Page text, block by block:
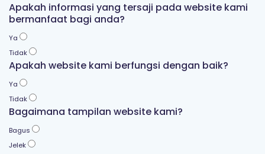
Apakah informasi yang tersaji pada website kami
bermanfaat bagi anda?
Ya
Tidak
Apakah website kami berfungsi dengan baik?
Ya
Tidak
Bagaimana tampilan website kami?
Bagus
Jelek